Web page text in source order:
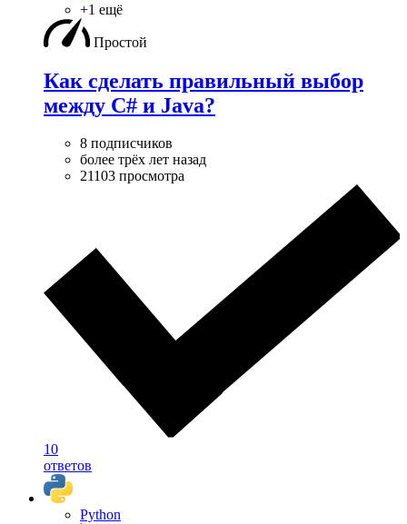
+1 ещё
Простой
Как сделать правильный выбор
между C# и Java?
8 подписчиков
более трёх лет назад
21103 просмотра
10
ответов
Python